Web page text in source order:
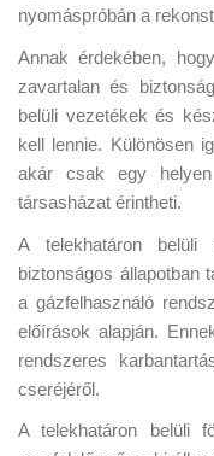
nyomáspróbán a
Annak érdekében,
zavartalan és
belüli vezetékek és
kell lennie.
Különösen
akár csak egy
társasházat érintheti.
A telekhatáron belüli
biztonságos állapotban
a gázfelhasználó
előírások alapján.
rendszeres
cseréjéről.
A telekhatáron belüli